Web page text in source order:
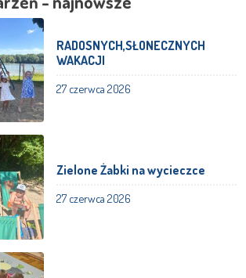
RADOSNYCH,SŁONECZNYCH
WAKACJI
27 czerwca 2026
Zielone Żabki na wycieczce
27 czerwca 2026